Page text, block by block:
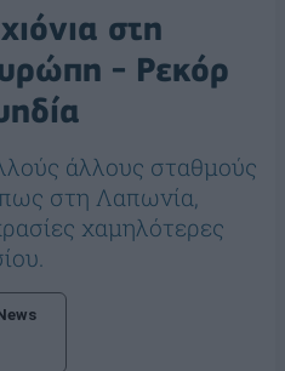
στη
- Ρεκόρ
άλλους σταθμούς
στη Λαπωνία,
χαμηλότερες